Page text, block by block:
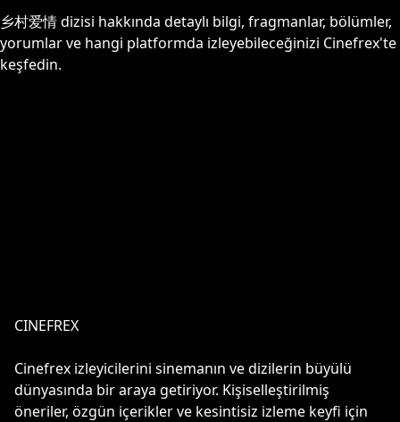
乡村爱情dizisi hakkında detaylı bilgi, fragmanlar, bölümler,
yorumlar ve hangi platformda izleyebileceğinizi Cinefrex'te
keşfedin.
CINEFREX
Cinefrex izleyicilerini sinemanın ve dizilerin büyülü
dünyasında bir araya getiriyor. Kişiselleştirilmiş
öneriler, özgün içerikler ve kesintisiz izleme keyfi için